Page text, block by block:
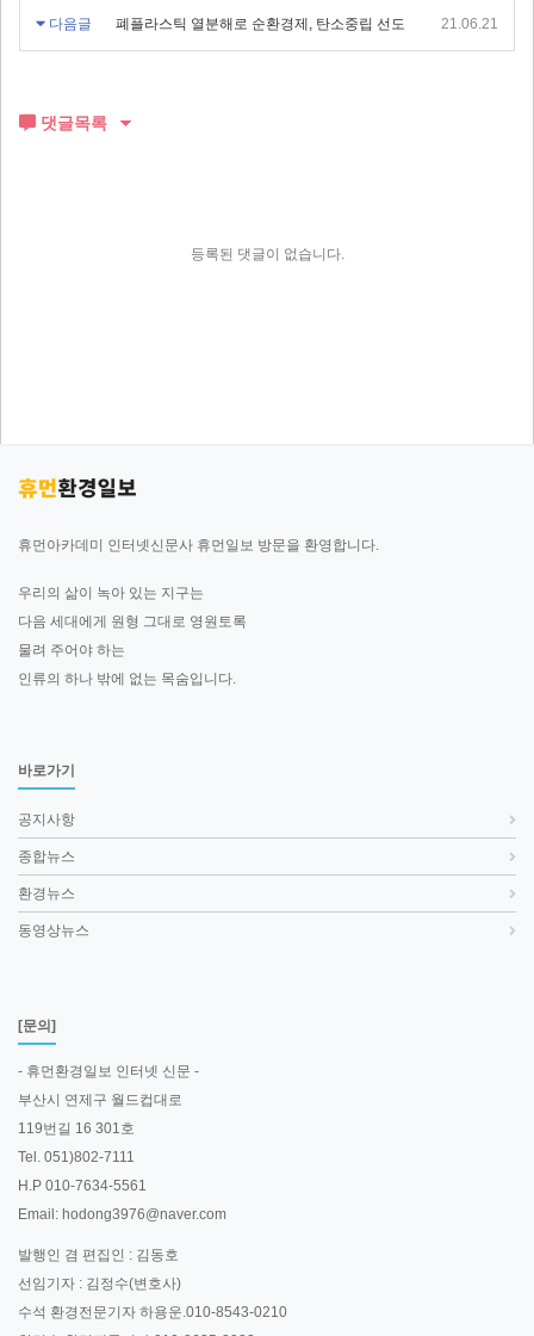
다음글 폐플라스틱 열분해로 순환경제, 탄소중립 선도 21.06.21
댓글목록
등록된 댓글이 없습니다.
휴먼아카데미 인터넷신문사 휴먼일보 방문을 환영합니다.
우리의 삶이 녹아 있는 지구는
다음 세대에게 원형 그대로 영원토록
물려 주어야 하는
인류의 하나 밖에 없는 목숨입니다.
바로가기
공지사항
종합뉴스
환경뉴스
동영상뉴스
[문의]
- 휴먼환경일보 인터넷 신문 -
부산시 연제구 월드컵대로
119번길 16 301호
Tel. 051)802-7111
H.P 010-7634-5561
Email: hodong3976@naver.com
발행인 겸 편집인 : 김동호
선임기자 : 김정수(변호사)
수석 환경전문기자 하용운.010-8543-0210